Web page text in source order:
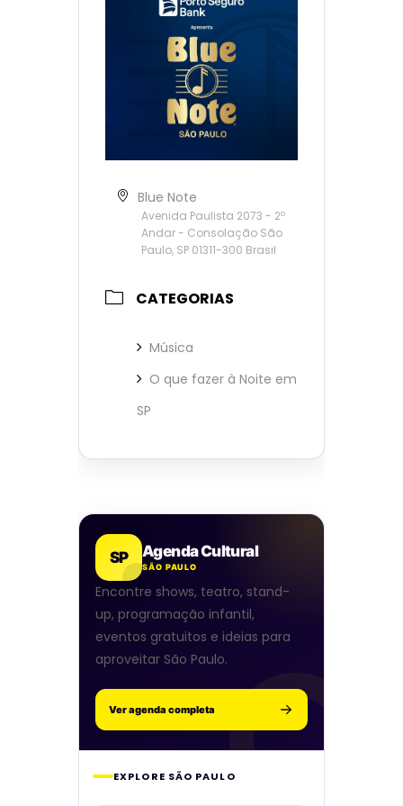
Blue Note
Avenida Paulista 2073 - 2º
Andar - Consolação São
Paulo, SP 01311-300 Brasil
CATEGORIAS
Música
O que fazer à Noite em
SP
SP Agenda Cultural
SÃO PAULO
Encontre shows, teatro, stand-
up, programação infantil,
eventos gratuitos e ideias para
aproveitar São Paulo.
Ver agenda completa
EXPLORE SÃO PAULO